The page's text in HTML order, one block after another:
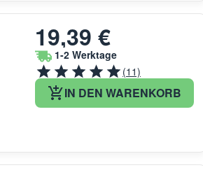
19,39 €
1-2 Werktage
(11)
IN DEN WARENKORB